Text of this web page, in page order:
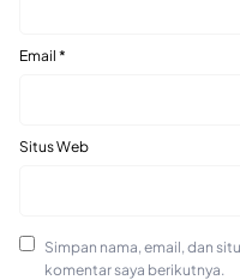
Email *
Situs Web
Simpan nama, email, dan
komentar saya berikutnya.